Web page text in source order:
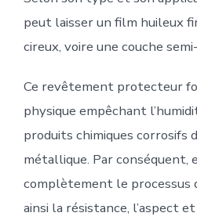
peut laisser un film huileux
cireux, voire une couche
Ce revêtement protecteur
physique empêchant
produits chimiques corrosifs
métallique. Par
complètement le processus
ainsi la résistance, l’aspect